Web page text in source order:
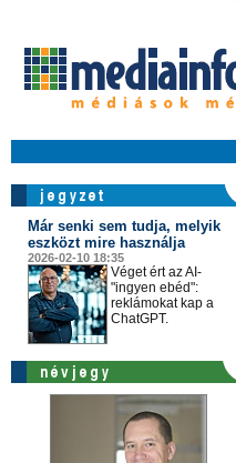
Már senki sem tudja, melyik
eszközt mire használja
2026-02-10 18:35
Véget ért az AI-
"ingyen ebéd":
reklámokat kap a
ChatGPT.